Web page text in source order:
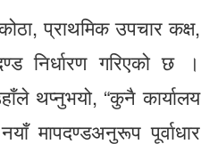
प्राथमिक उपचार कक्ष,
निर्धारण गरिएको छ ।
थप्नुभयो, “कुनै कार्यालय
मापदण्डअनुरूप पूर्वाधार